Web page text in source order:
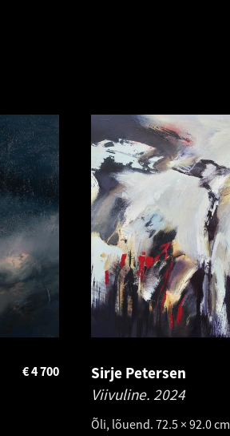
4 700
€
Sirje Petersen
Viivuline. 2024
Õli, lõuend. 72.5 × 92.0 cm